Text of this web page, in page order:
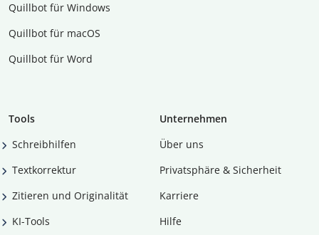
Quillbot für Windows
Quillbot für macOS
Quillbot für Word
Tools
Schreibhilfen
Textkorrektur
Zitieren und Originalität
KI-Tools
Unternehmen
Über uns
Privatsphäre & Sicherheit
Karriere
Hilfe